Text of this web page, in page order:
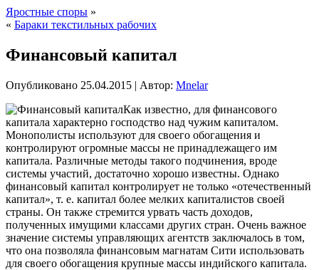
Яростные споры »
« Бараки текстильных рабочих
Финансовый капитал
Опубликовано 25.04.2015 | Автор: Mnelar
Как известно, для финансового
капитала характерно господство над чужим капиталом.
Монополисты используют для своего обогащения и
контролируют огромные массы не принадлежащего им
капитала. Различные методы такого подчинения, вроде
системы участий, достаточно хорошо известны. Однако
финансовый капитал контролирует не только «отечественный
капитал», т. е. капитал более мелких капиталистов своей
страны. Он также стремится урвать часть доходов,
полученных имущими классами других стран. Очень важное
значение системы управляющих агентств заключалось в том,
что она позволяла финансовым магнатам Сити использовать
для своего обогащения крупные массы индийского капитала.